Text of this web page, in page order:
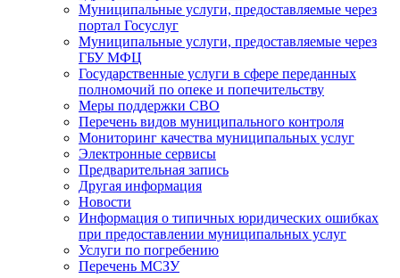
Муниципальные услуги, предоставляемые через
портал Госуслуг
Муниципальные услуги, предоставляемые через
ГБУ МФЦ
Государственные услуги в сфере переданных
полномочий по опеке и попечительству
Меры поддержки СВО
Перечень видов муниципального контроля
Мониторинг качества муниципальных услуг
Электронные сервисы
Предварительная запись
Другая информация
Новости
Информация о типичных юридических ошибках
при предоставлении муниципальных услуг
Услуги по погребению
Перечень МСЗУ